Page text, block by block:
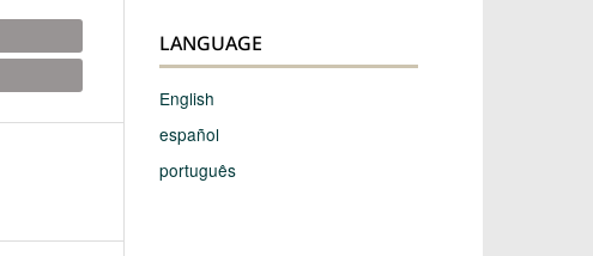
LANGUAGE
English
español
português